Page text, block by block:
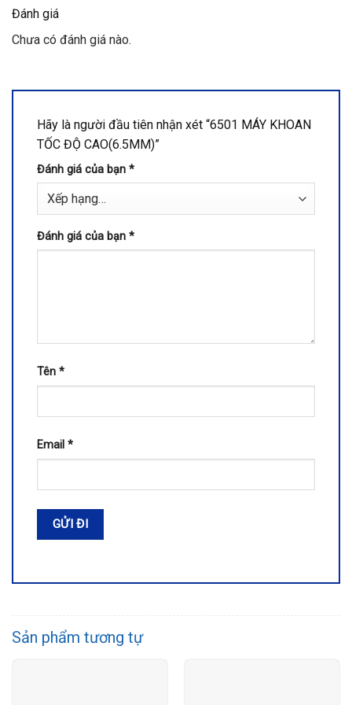
Đánh giá
Chưa có đánh giá nào.
Hãy là người đầu tiên nhận xét “6501 MÁY KHOAN
TỐC ĐỘ CAO(6.5MM)”
Đánh giá của bạn *
Đánh giá của bạn *
Tên *
Email *
Sản phẩm tương tự